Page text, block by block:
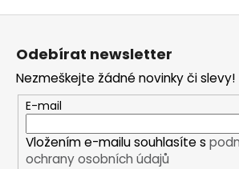
Z
Odebírat newsletter
Nezmeškejte žádné novinky či slevy!
E-mail
Vložením e-mailu souhlasíte s
ochrany osobních údajů